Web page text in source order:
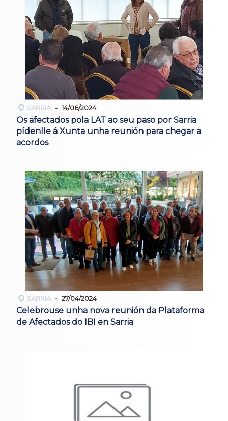
SARRIA 14/06/2024
Os afectados pola LAT ao seu paso por Sarria
pídenlle á Xunta unha reunión para chegar a
acordos
SARRIA 27/04/2024
Celebrouse unha nova reunión da Plataforma
de Afectados do IBI en Sarria